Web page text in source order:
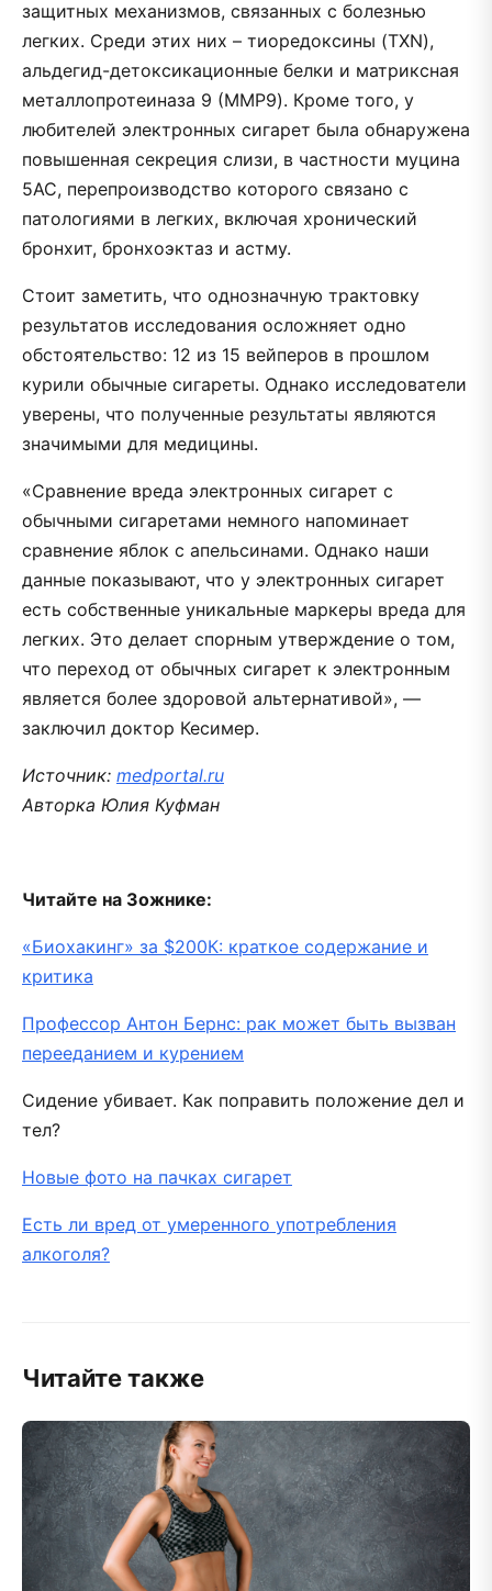
защитных механизмов, связанных с болезнью
легких. Среди этих них – тиоредоксины (TXN),
альдегид-детоксикационные белки и матриксная
металлопротеиназа 9 (MMP9). Кроме того, у
любителей электронных сигарет была обнаружена
повышенная секреция слизи, в частности муцина
5AC, перепроизводство которого связано с
патологиями в легких, включая хронический
бронхит, бронхоэктаз и астму.
Стоит заметить, что однозначную трактовку
результатов исследования осложняет одно
обстоятельство: 12 из 15 вейперов в прошлом
курили обычные сигареты. Однако исследователи
уверены, что полученные результаты являются
значимыми для медицины.
«Сравнение вреда электронных сигарет с
обычными сигаретами немного напоминает
сравнение яблок с апельсинами. Однако наши
данные показывают, что у электронных сигарет
есть собственные уникальные маркеры вреда для
легких. Это делает спорным утверждение о том,
что переход от обычных сигарет к электронным
является более здоровой альтернативой», —
заключил доктор Кесимер.
Источник: medportal.ru
Авторка Юлия Куфман
Читайте на Зожнике:
«Биохакинг» за $200К: краткое содержание и
критика
Профессор Антон Бернс: рак может быть вызван
перееданием и курением
Сидение убивает. Как поправить положение дел и
тел?
Новые фото на пачках сигарет
Есть ли вред от умеренного употребления
алкоголя?
Читайте также